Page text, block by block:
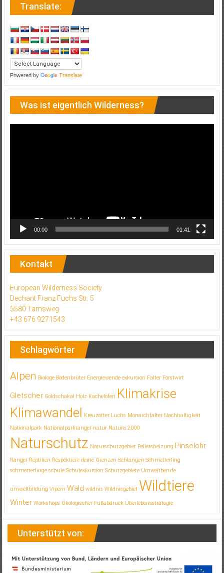
Translate:
Powered by Translate
Was ist eigentlich Wilderness?
00:00 01:41
Kontakt
European Wilderness Society
Dechant Franz Fuchs Str. 5
5580 Tamsweg
+43 676 9271543
Schlagwörter
Alpen Biologe Bodenbrüter Energiewende exkursion Falter Forstwirt
Gletscher Goldschakal Holz Kachelofen Klimakrise
Klimawandel Kreuzotter Luchs Monarchfalter Nachhaltigkeit
Nationalpark Nationalparkranger natur Natura 2000
Naturschutz Naturschutzgebiet Pelletsheizung Pinselohr
Ranger Reptilien Respektiere deine Grenzen Schlangen Schmetterling
schmetterlinge schule Schulexkursion Schutzgebiete Umweltberufe
umweltbildung Vipern Wald wildnis Wildnisgebiet Wildtiere
Winter Workshops Ökologischer Fußabdruck Überlebensstrategie
Unterstützt von: